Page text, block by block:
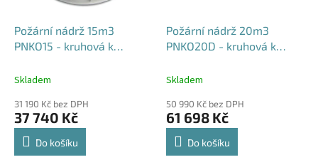
Požární nádrž 15m3
PNKO15 - kruhová k
Skladem
31 190 Kč bez DPH
37 740 Kč
Do košíku
Požární nádrž 20m3
PNKO20D - kruhová k
Skladem
50 990 Kč bez DPH
61 698 Kč
Do košíku